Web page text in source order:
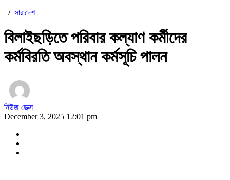
/ সারাদেশ
বিলাইছড়িতে পরিবার কল্যাণ কর্মীদের
কর্মবিরতি অবস্থান কর্মসূচি পালন
নিউজ ডেক্স
December 3, 2025 12:01 pm